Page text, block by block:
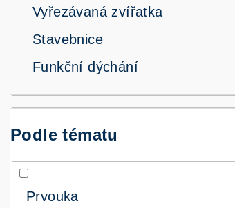
Vyřezávaná zvířatka
Stavebnice
Funkční dýchání
Podle tématu
Prvouka